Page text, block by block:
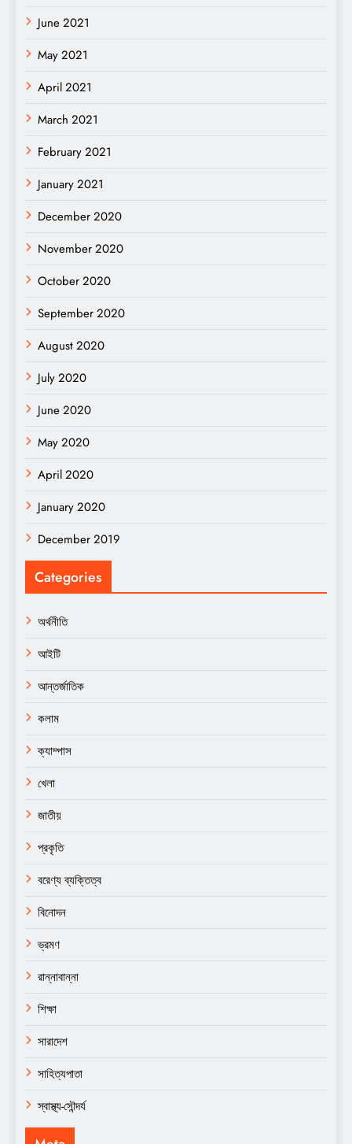
June 2021
May 2021
April 2021
March 2021
February 2021
January 2021
December 2020
November 2020
October 2020
September 2020
August 2020
July 2020
June 2020
May 2020
April 2020
January 2020
December 2019
Categories
অর্থনীতি
আইটি
আন্তর্জাতিক
কলাম
ক্যাম্পাস
খেলা
জাতীয়
প্রকৃতি
বরেণ্য ব্যক্তিত্ব
বিনোদন
ভ্রমণ
রান্নাবান্না
শিক্ষা
সারাদেশ
সাহিত্যপাতা
স্বাস্থ্য-সৌন্দর্য